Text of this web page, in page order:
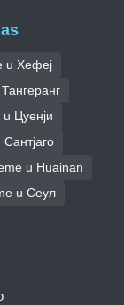
Хефеј
Цуенји
u Huainan
u Сеул